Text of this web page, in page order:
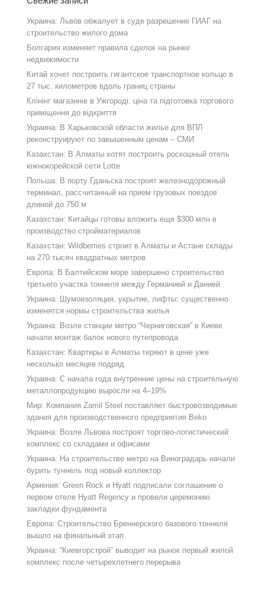
Украина: Львов обжалует в суде разрешение ГИАГ на
строительство жилого дома
Болгария изменяет правила сделок на рынке
недвижимости
Китай хочет построить гигантское транспортное кольцо в
27 тыс. километров вдоль границ страны
Клінінг магазинів в Ужгороді: ціна та підготовка торгового
приміщення до відкриття
Украина: В Харьковской области жилье для ВПЛ
реконструируют по завышенным ценам – СМИ
Казахстан: В Алматы хотят построить роскошный отель
южнокорейской сети Lotte
Польша: В порту Гданьска построят железнодорожный
терминал, рассчитанный на прием грузовых поездов
длиной до 750 м
Казахстан: Китайцы готовы вложить еще $300 млн в
производство стройматериалов
Казахстан: Wildberries строит в Алматы и Астане склады
на 270 тысяч квадратных метров
Европа: В Балтийском море завершено строительство
третьего участка тоннеля между Германией и Данией
Украина: Шумоизоляция, укрытие, лифты: существенно
изменятся нормы строительства жилья
Украина: Возле станции метро “Черниговская” в Киеве
начали монтаж балок нового путепровода
Казахстан: Квартиры в Алматы теряют в цене уже
несколько месяцев подряд
Украина: С начала года внутренние цены на строительную
металлопродукцию выросли на 4–19%
Мир: Компания Zamil Steel поставляет быстровозводимые
здания для производственного предприятия Beko
Украина: Возле Львова построят торгово-логистический
комплекс со складами и офисами
Украина: На строительстве метро на Виноградарь начали
бурить туннель под новый коллектор
Армения: Green Rock и Hyatt подписали соглашение о
первом отеле Hyatt Regency и провели церемонию
закладки фундамента
Европа: Строительство Бреннерского базового тоннеля
вышло на финальный этап
Украина: “Киевгорстрой” выводит на рынок первый жилой
комплекс после четырехлетнего перерыва